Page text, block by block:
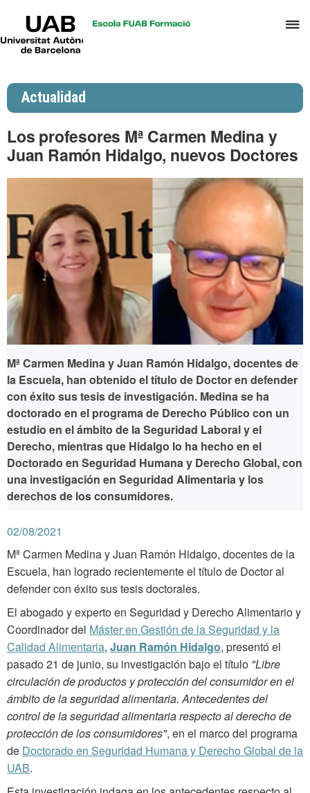
y
Universitat
Actualidad
Los profesores Mª Carmen Medina y
Juan Ramón Hidalgo, nuevos Doctores
Mª Carmen Medina y Juan Ramón Hidalgo, docentes de
la Escuela, han obtenido el título de Doctor en defender
con éxito sus tesis de investigación. Medina se ha
doctorado en el programa de Derecho Público con un
estudio en el ámbito de la Seguridad Laboral y el
Derecho, mientras que Hidalgo lo ha hecho en el
Doctorado en Seguridad Humana y Derecho Global, con
una investigación en Seguridad Alimentaria y los
derechos de los consumidores.
02/08/2021
Mª Carmen Medina y Juan Ramón Hidalgo, docentes de la
Escuela, han logrado recientemente el título de Doctor al
defender con éxito sus tesis doctorales.
El abogado y experto en Seguridad y Derecho Alimentario y
Coordinador del Máster en Gestión de la Seguridad y la
Calidad Alimentaria, Juan Ramón Hidalgo, presentó el
pasado 21 de junio, su investigación bajo el título "Libre
circulación de productos y protección del consumidor en el
ámbito de la seguridad alimentaria. Antecedentes del
control de la seguridad alimentaria respecto al derecho de
protección de los consumidores", en el marco del programa
de Doctorado en Seguridad Humana y Derecho Global de la
UAB.